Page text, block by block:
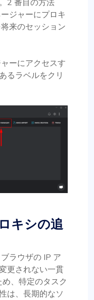
2 番目の方法
ジャーにプロキ
来のセッション
ーにアクセスす
るラベルをクリ
キシの追
ラウザの IP ア
更されない一貫
、特定のタスク
は、長期的なソ